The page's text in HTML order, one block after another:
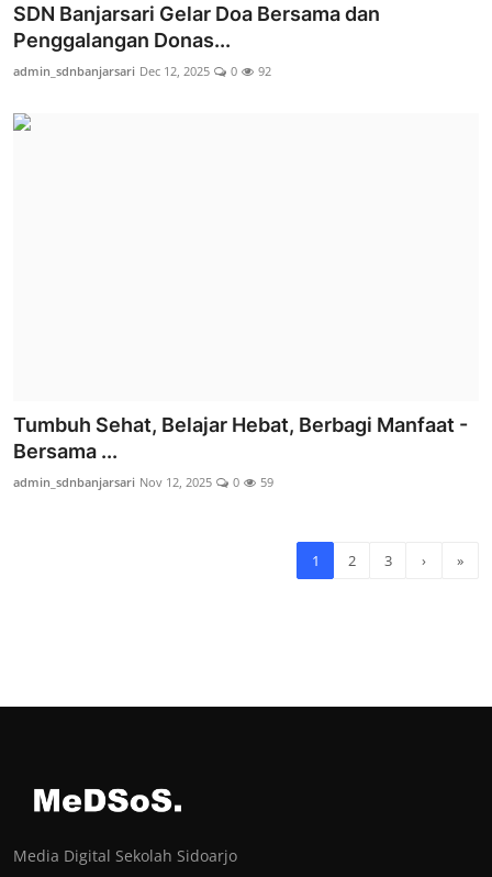
SDN Banjarsari Gelar Doa Bersama dan
Penggalangan Donas...
admin_sdnbanjarsari Dec 12, 2025 0 92
Tumbuh Sehat, Belajar Hebat, Berbagi Manfaat -
Bersama ...
admin_sdnbanjarsari Nov 12, 2025 0 59
1 2 3 › »
Media Digital Sekolah Sidoarjo